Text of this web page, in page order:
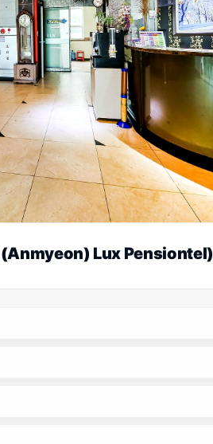
(Anmyeon) Lux Pensiontel)